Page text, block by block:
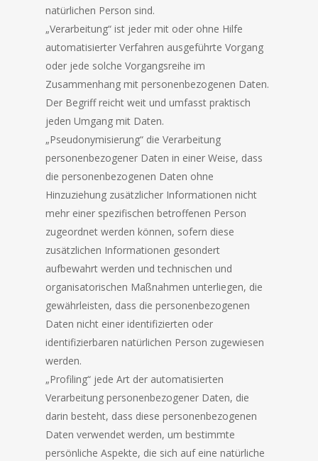
natürlichen Person sind.
„Verarbeitung“ ist jeder mit oder ohne Hilfe
automatisierter Verfahren ausgeführte Vorgang
oder jede solche Vorgangsreihe im
Zusammenhang mit personenbezogenen Daten.
Der Begriff reicht weit und umfasst praktisch
jeden Umgang mit Daten.
„Pseudonymisierung“ die Verarbeitung
personenbezogener Daten in einer Weise, dass
die personenbezogenen Daten ohne
Hinzuziehung zusätzlicher Informationen nicht
mehr einer spezifischen betroffenen Person
zugeordnet werden können, sofern diese
zusätzlichen Informationen gesondert
aufbewahrt werden und technischen und
organisatorischen Maßnahmen unterliegen, die
gewährleisten, dass die personenbezogenen
Daten nicht einer identifizierten oder
identifizierbaren natürlichen Person zugewiesen
werden.
„Profiling“ jede Art der automatisierten
Verarbeitung personenbezogener Daten, die
darin besteht, dass diese personenbezogenen
Daten verwendet werden, um bestimmte
persönliche Aspekte, die sich auf eine natürliche